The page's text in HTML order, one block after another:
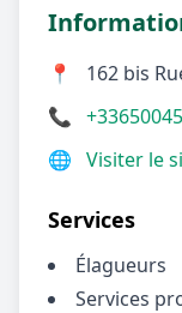
📍
162 bis
📞
🌐 Visiter le
Services
Élagueurs
Services